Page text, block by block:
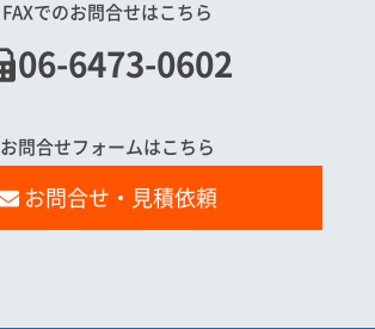
FAXでのお問合せはこちら
06-6473-0602
お問合せフォームはこちら
お問合せ・見積依頼